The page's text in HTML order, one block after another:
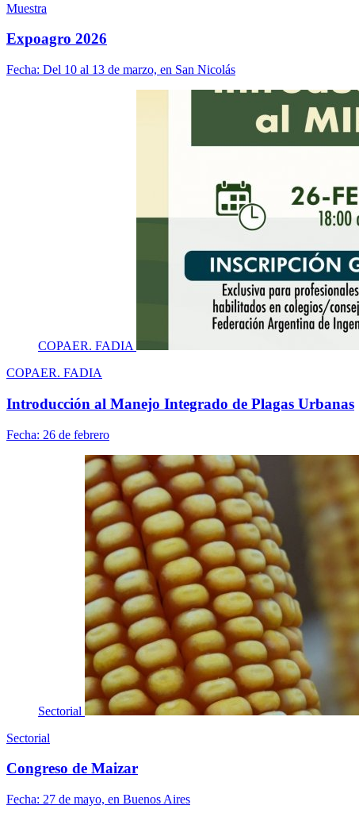
Muestra
Expoagro 2026
Fecha: Del 10 al 13 de marzo, en San Nicolás
COPAER. FADIA
COPAER. FADIA
Introducción al Manejo Integrado de Plagas Urbanas
Fecha: 26 de febrero
Sectorial
Sectorial
Congreso de Maizar
Fecha: 27 de mayo, en Buenos Aires